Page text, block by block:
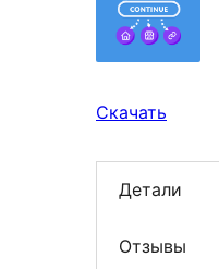
Скачать
Детали
Отзывы